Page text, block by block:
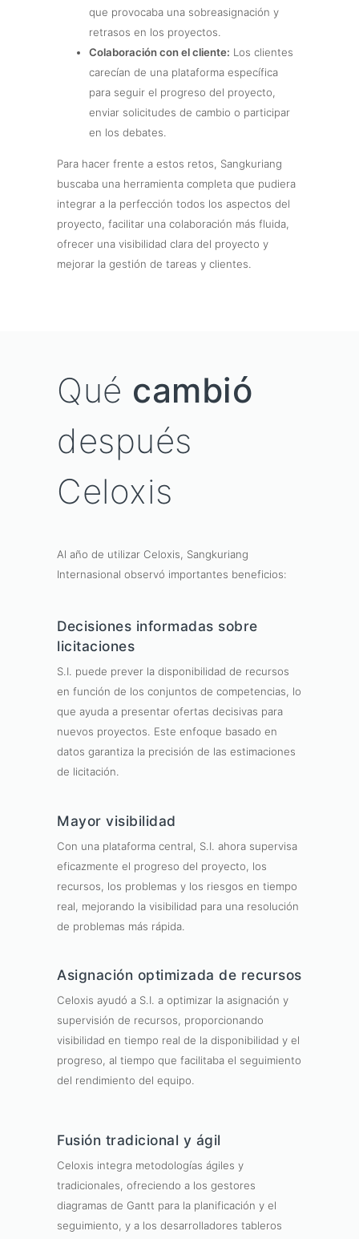
que provocaba una sobreasignación y
retrasos en los proyectos.
Colaboración con el cliente: Los clientes
carecían de una plataforma específica
para seguir el progreso del proyecto,
enviar solicitudes de cambio o participar
en los debates.
Para hacer frente a estos retos, Sangkuriang
buscaba una herramienta completa que pudiera
integrar a la perfección todos los aspectos del
proyecto, facilitar una colaboración más fluida,
ofrecer una visibilidad clara del proyecto y
mejorar la gestión de tareas y clientes.
Qué cambió
después
Celoxis
Al año de utilizar Celoxis, Sangkuriang
Internasional observó importantes beneficios:
Decisiones informadas sobre
licitaciones
S.I. puede prever la disponibilidad de recursos
en función de los conjuntos de competencias, lo
que ayuda a presentar ofertas decisivas para
nuevos proyectos. Este enfoque basado en
datos garantiza la precisión de las estimaciones
de licitación.
Mayor visibilidad
Con una plataforma central, S.I. ahora supervisa
eficazmente el progreso del proyecto, los
recursos, los problemas y los riesgos en tiempo
real, mejorando la visibilidad para una resolución
de problemas más rápida.
Asignación optimizada de recursos
Celoxis ayudó a S.I. a optimizar la asignación y
supervisión de recursos, proporcionando
visibilidad en tiempo real de la disponibilidad y el
progreso, al tiempo que facilitaba el seguimiento
del rendimiento del equipo.
Fusión tradicional y ágil
Celoxis integra metodologías ágiles y
tradicionales, ofreciendo a los gestores
diagramas de Gantt para la planificación y el
seguimiento, y a los desarrolladores tableros